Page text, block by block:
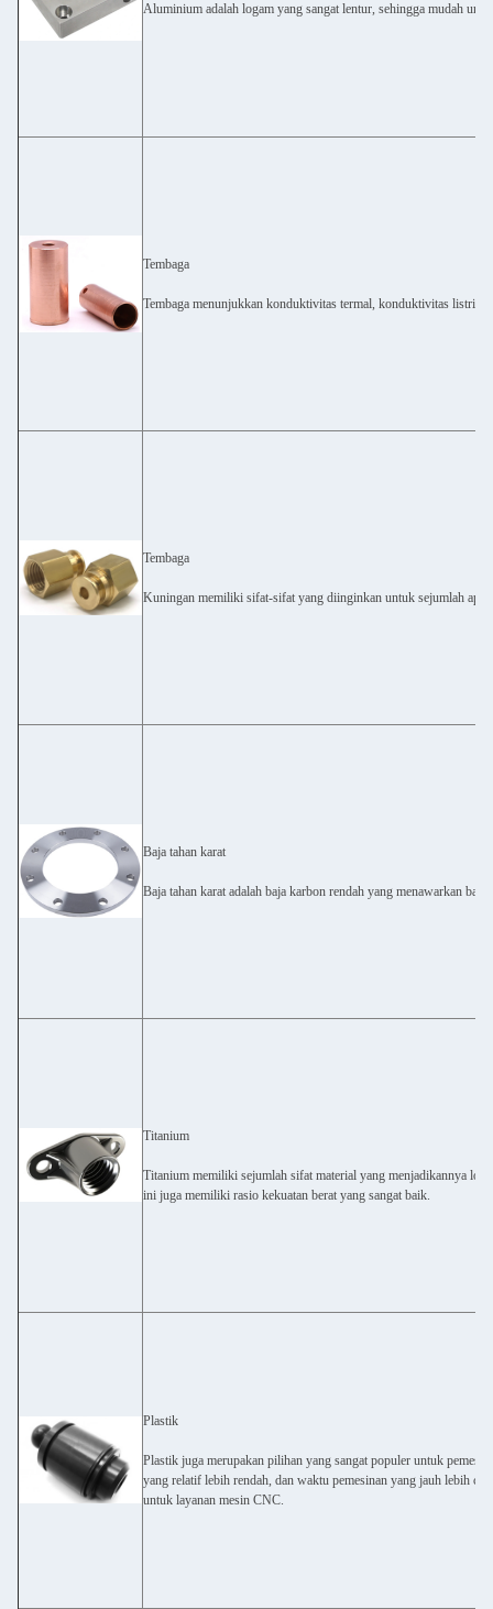
Aluminium adalah logam yang sangat lentur, sehingga mudah
Tembaga
Tembaga menunjukkan konduktivitas termal, konduktivitas listrik
Tembaga
Kuningan memiliki sifat-sifat yang diinginkan untuk sejumlah
Baja tahan karat
Baja tahan karat adalah baja karbon rendah yang menawarkan
Titanium
Titanium memiliki sejumlah sifat material yang menjadikannya
ini juga memiliki rasio kekuatan berat yang sangat baik.
Plastik
Plastik juga merupakan pilihan yang sangat populer untuk
yang relatif lebih rendah, dan waktu pemesinan yang jauh lebih
untuk layanan mesin CNC.